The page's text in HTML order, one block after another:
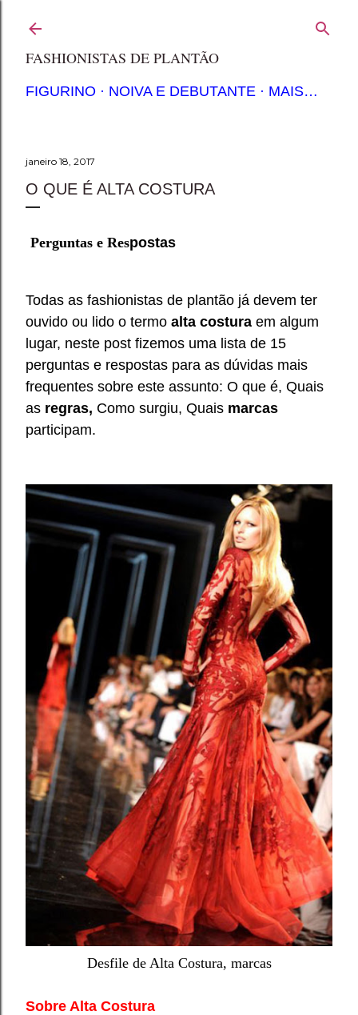
FASHIONISTAS DE PLANTÃO
FIGURINO NOIVA E DEBUTANTE MAIS…
janeiro 18, 2017
O QUE É ALTA COSTURA
Perguntas e Respostas
Todas as fashionistas de plantão já devem ter
ouvido ou lido o termo alta costura em algum
lugar, neste post fizemos uma lista de 15
perguntas e respostas para as dúvidas mais
frequentes sobre este assunto: O que é, Quais
as regras, Como surgiu, Quais marcas
participam.
Desfile de Alta Costura, marcas
Sobre Alta Costura